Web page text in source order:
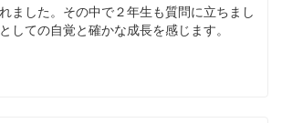
ました。その中で２年生も質問に立ちまし
しての自覚と確かな成長を感じます。